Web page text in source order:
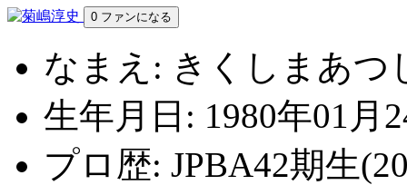
0 ファンになる
なまえ: きくしまあつ
生年月日: 1980年01月
プロ歴: JPBA42期生